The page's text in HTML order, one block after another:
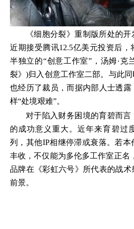
《细胞分裂》重制版所处的
近期接受腾讯12.5亿美元投资后
半独立的“创意工作室”，汤姆·克
裂》)归入创意工作室二部。与此
也经历了裁员，而据内部人士透露
样“处境艰难”。
对于陷入财务困境的育碧而
的成功意义重大。近年来育碧过
列，其他IP相继停滞或衰落。若本
丰收，不仅能为多伦多工作室正名
品牌在《彩虹六号》所代表的战
前景。